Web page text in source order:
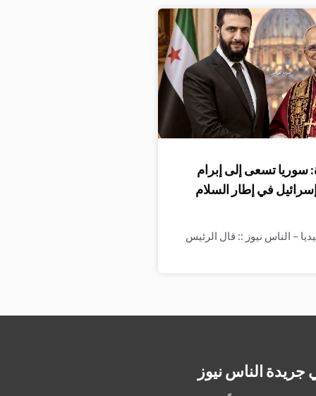
سوريا تسعى إلى إبرام
في إطار السلام
– الناس نيوز :: قال الرئيس
جريدة الناس نيوز